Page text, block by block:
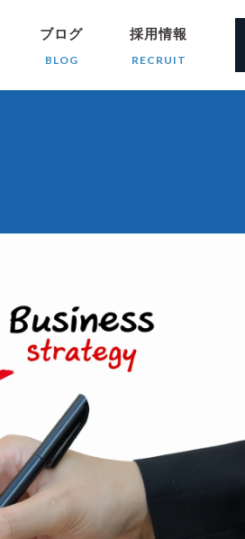
ブログ
BLOG
採用情報
RECRUIT